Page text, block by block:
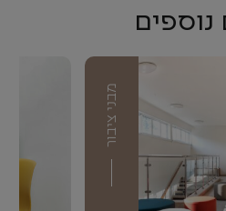
נוספים
מבני ציבור